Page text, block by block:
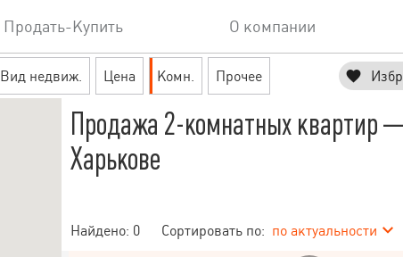
Продать-Купить О компании
Вид недвиж. Цена Комн. Прочее
Продажа 2-комнатных квартир
Харькове
Найдено: 0 Сортировать по: по актуальности